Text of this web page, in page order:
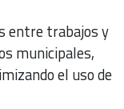
entre trabajos y
municipales,
el uso de